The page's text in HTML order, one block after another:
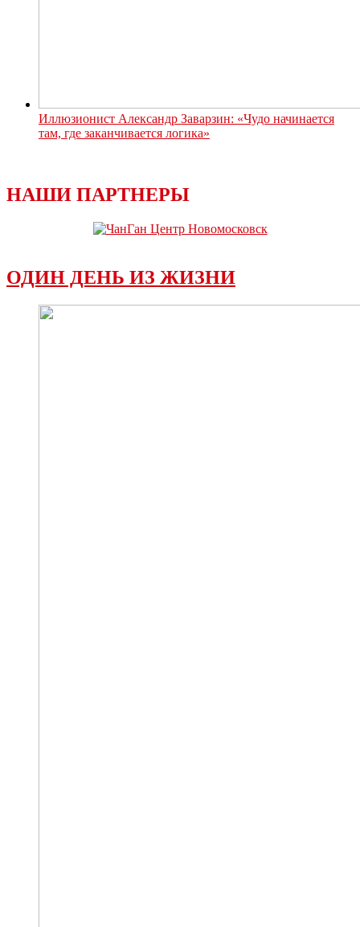
Иллюзионист Александр Заварзин: «Чудо начинается
там, где заканчивается логика»
НАШИ ПАРТНЕРЫ
ОДИН ДЕНЬ ИЗ ЖИЗНИ